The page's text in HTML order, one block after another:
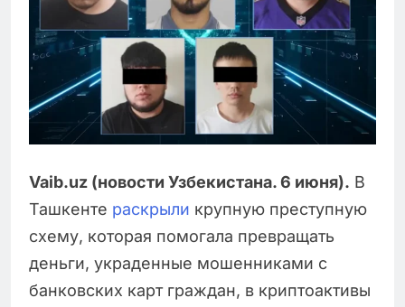
Vaib.uz (новости Узбекистана. 6 июня). В
Ташкенте раскрыли крупную преступную
схему, которая помогала превращать
деньги, украденные мошенниками с
банковских карт граждан, в криптоактивы